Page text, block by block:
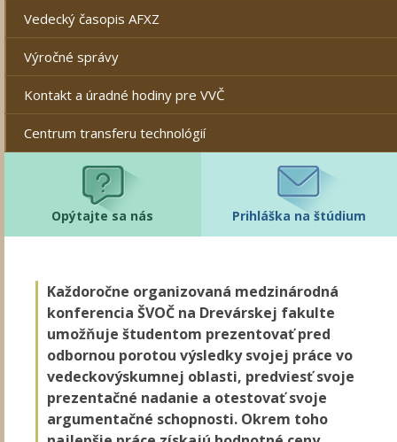
Vedecký časopis AFXZ
Výročné správy
Kontakt a úradné hodiny pre VVČ
Centrum transferu technológií
Opýtajte sa nás Prihláška na štúdium
Každoročne organizovaná medzinárodná
konferencia ŠVOČ na Drevárskej fakulte
umožňuje študentom prezentovať pred
odbornou porotou výsledky svojej práce vo
vedeckovýskumnej oblasti, predviesť svoje
prezentačné nadanie a otestovať svoje
argumentačné schopnosti. Okrem toho